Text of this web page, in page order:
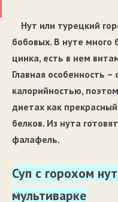
Нут или турецкий
бобовых. В нуте много
цинка, есть в нем
Главная особенность
калорийностью,
диетах как
белков. Из нута
фалафель.
Суп с горохом
мультиварке